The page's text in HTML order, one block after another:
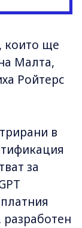
които ще
Малта,
Ройтерс
в
за